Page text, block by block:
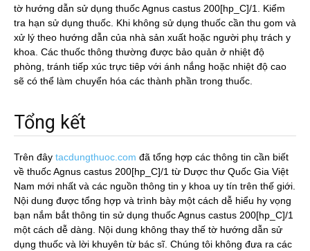
tờ hướng dẫn sử dụng thuốc Agnus castus 200[hp_C]/1. Kiểm
tra hạn sử dụng thuốc. Khi không sử dụng thuốc cần thu gom và
xử lý theo hướng dẫn của nhà sản xuất hoặc người phụ trách y
khoa. Các thuốc thông thường được bảo quản ở nhiệt độ
phòng, tránh tiếp xúc trực tiêp với ánh nắng hoặc nhiệt độ cao
sẽ có thể làm chuyển hóa các thành phần trong thuốc.
Tổng kết
Trên đây tacdungthuoc.com đã tổng hợp các thông tin cần biết
về thuốc Agnus castus 200[hp_C]/1 từ Dược thư Quốc Gia Việt
Nam mới nhất và các nguồn thông tin y khoa uy tín trên thế giới.
Nội dung được tổng hợp và trình bày một cách dễ hiểu hy vọng
bạn nắm bắt thông tin sử dụng thuốc Agnus castus 200[hp_C]/1
một cách dễ dàng. Nội dung không thay thế tờ hướng dẫn sử
dụng thuốc và lời khuyên từ bác sĩ. Chúng tôi không đưa ra các